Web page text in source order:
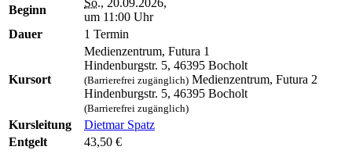
Beginn
So., 20.09.2026,
um 11:00 Uhr
Dauer
1 Termin
Kursort
Medienzentrum, Futura 1
Hindenburgstr. 5, 46395 Bocholt
(Barrierefrei zugänglich) Medienzentrum, Futura 2
Hindenburgstr. 5, 46395 Bocholt
(Barrierefrei zugänglich)
Kursleitung
Dietmar Spatz
Entgelt
43,50 €